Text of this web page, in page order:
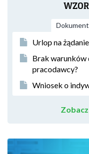
Urlop na
Brak warunków
pracodawcy?
Wniosek o